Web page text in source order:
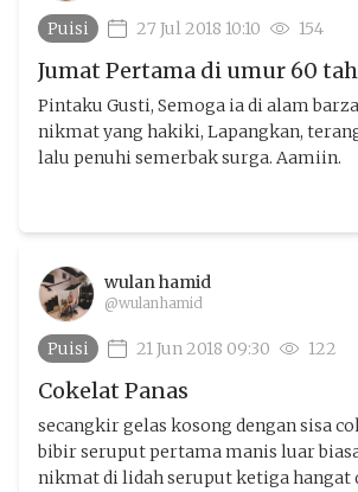
Puisi 27 Jul 2018 10:10 154
Jumat Pertama di umur 60
Pintaku Gusti, Semoga ia di alam
nikmat yang hakiki, Lapangkan,
lalu penuhi semerbak surga. Aamiin.
wulan hamid
@wulanhamid
Puisi 21 Jun 2018 09:30 122
Cokelat Panas
secangkir gelas kosong dengan sisa
bibir seruput pertama manis luar
nikmat di lidah seruput ketiga hangat